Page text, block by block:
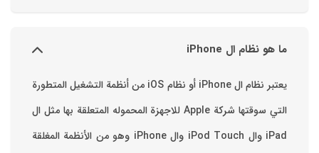
ما هو نظام ال iPhone
يعتبر نظام ال iPhone أو نظام iOS من أنظمة التشغيل المتطورة
التي سوقتها شركة Apple للاجهزة المحموله المتعلقة بها مثل ال
iPad وال iPod Touch وال iPhone وهو من الأنظمة المغلقة